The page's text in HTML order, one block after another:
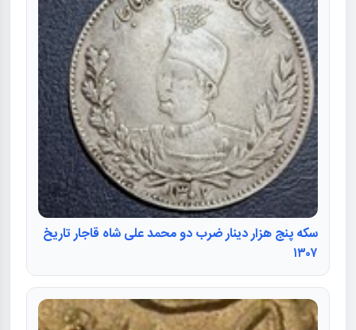
سکه پنج هزار دینار ضرب دو محمد علی شاه قاجار تاریخ
۱۳۰۷